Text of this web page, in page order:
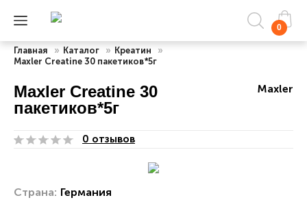
0
Главная » Каталог » Креатин
»
Maxler Creatine 30 пакетиков*5г
Maxler Creatine 30
пакетиков*5г
Maxler
0 отзывов
Страна: Германия